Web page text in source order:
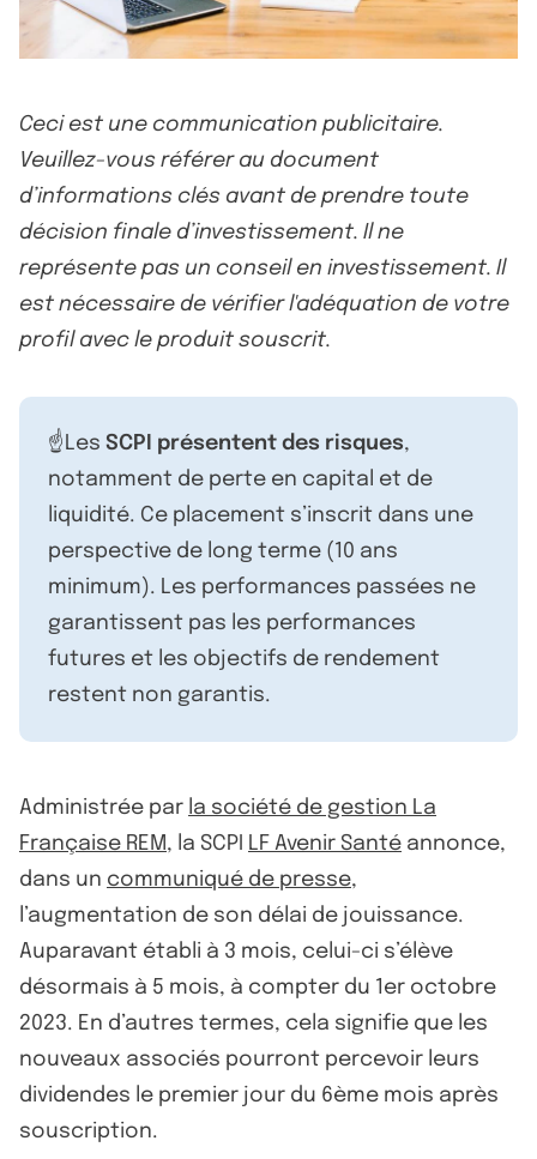
Ceci est une communication publicitaire.
Veuillez-vous référer au document
d’informations clés avant de prendre toute
décision finale d’investissement. Il ne
représente pas un conseil en investissement. Il
est nécessaire de vérifier l'adéquation de votre
profil avec le produit souscrit.
☝️Les SCPI présentent des risques,
notamment de perte en capital et de
liquidité. Ce placement s’inscrit dans une
perspective de long terme (10 ans
minimum). Les performances passées ne
garantissent pas les performances
futures et les objectifs de rendement
restent non garantis.
Administrée par la société de gestion La
Française REM, la SCPI LF Avenir Santé annonce,
dans un communiqué de presse,
l’augmentation de son délai de jouissance.
Auparavant établi à 3 mois, celui-ci s’élève
désormais à 5 mois, à compter du 1er octobre
2023. En d’autres termes, cela signifie que les
nouveaux associés pourront percevoir leurs
dividendes le premier jour du 6ème mois après
souscription.